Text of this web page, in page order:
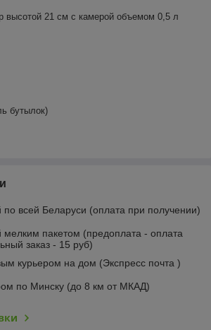
высотой 21 см с камерой объемом 0,5 л
бутылок)
по всей Беларуси (оплата при получении)
мелким пакетом (предоплата - оплата
заказ - 15 руб)
курьером на дом (Экспресс почта )
по Минску (до 8 км от МКАД)